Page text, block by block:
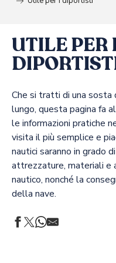
UTILE PER
Che si tratti di una sosta
lungo, questa pagina fa
le informazioni pratiche
visita il più semplice e
nautici saranno in grado
attrezzature, materiali e
nautico, nonché la
della nave.